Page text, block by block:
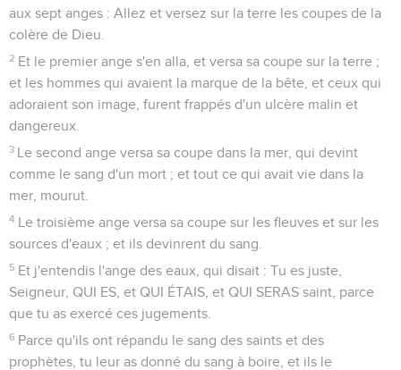
aux sept anges : Allez et versez sur la terre les coupes de la
colère de Dieu.
2 Et le premier ange s'en alla, et versa sa coupe sur la terre ;
et les hommes qui avaient la marque de la bête, et ceux qui
adoraient son image, furent frappés d'un ulcère malin et
dangereux.
3 Le second ange versa sa coupe dans la mer, qui devint
comme le sang d'un mort ; et tout ce qui avait vie dans la
mer, mourut.
4 Le troisième ange versa sa coupe sur les fleuves et sur les
sources d'eaux ; et ils devinrent du sang.
5 Et j'entendis l'ange des eaux, qui disait : Tu es juste,
Seigneur, QUI ES, et QUI ÉTAIS, et QUI SERAS saint, parce
que tu as exercé ces jugements.
6 Parce qu'ils ont répandu le sang des saints et des
prophètes, tu leur as donné du sang à boire, et ils le